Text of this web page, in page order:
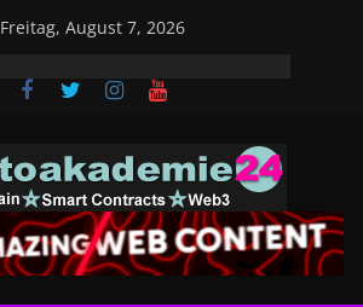
Freitag, August 7, 2026